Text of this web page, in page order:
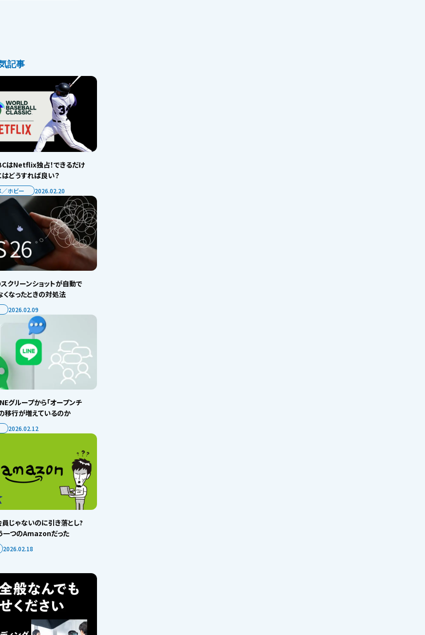
記事
はNetflix独占！できるだけ
はどうすれば良い？
／ホビー 2026.02.20
クリーンショットが自動で
なったときの対処法
2026.02.09
グループから「オープンチ
移行が増えているのか
2026.02.12
員じゃないのに引き落とし?
一つのAmazonだった
2026.02.18